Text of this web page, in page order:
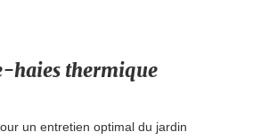
haies thermique
un entretien optimal du jardin